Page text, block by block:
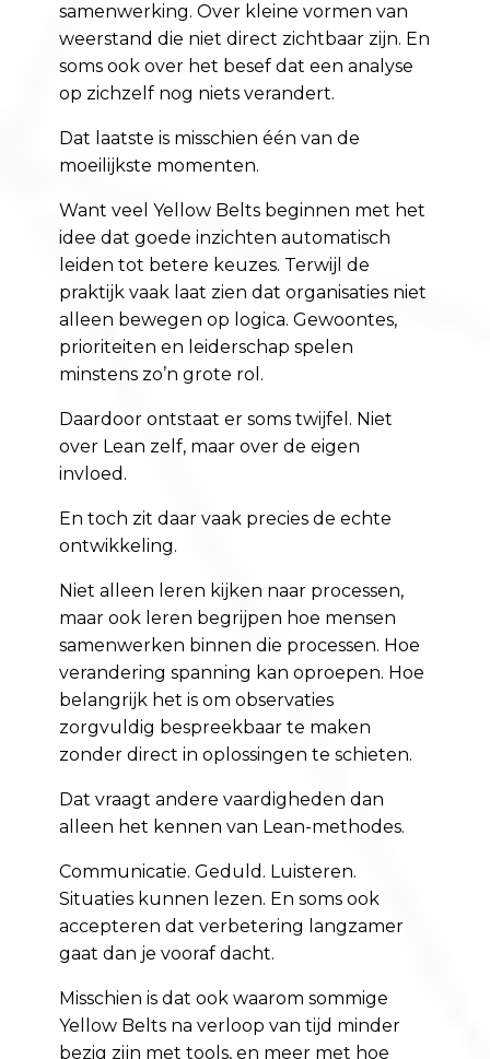
samenwerking. Over kleine vormen van
weerstand die niet direct zichtbaar zijn. En
soms ook over het besef dat een analyse
op zichzelf nog niets verandert.
Dat laatste is misschien één van de
moeilijkste momenten.
Want veel Yellow Belts beginnen met het
idee dat goede inzichten automatisch
leiden tot betere keuzes. Terwijl de
praktijk vaak laat zien dat organisaties niet
alleen bewegen op logica. Gewoontes,
prioriteiten en leiderschap spelen
minstens zo’n grote rol.
Daardoor ontstaat er soms twijfel. Niet
over Lean zelf, maar over de eigen
invloed.
En toch zit daar vaak precies de echte
ontwikkeling.
Niet alleen leren kijken naar processen,
maar ook leren begrijpen hoe mensen
samenwerken binnen die processen. Hoe
verandering spanning kan oproepen. Hoe
belangrijk het is om observaties
zorgvuldig bespreekbaar te maken
zonder direct in oplossingen te schieten.
Dat vraagt andere vaardigheden dan
alleen het kennen van Lean-methodes.
Communicatie. Geduld. Luisteren.
Situaties kunnen lezen. En soms ook
accepteren dat verbetering langzamer
gaat dan je vooraf dacht.
Misschien is dat ook waarom sommige
Yellow Belts na verloop van tijd minder
bezig zijn met tools, en meer met hoe